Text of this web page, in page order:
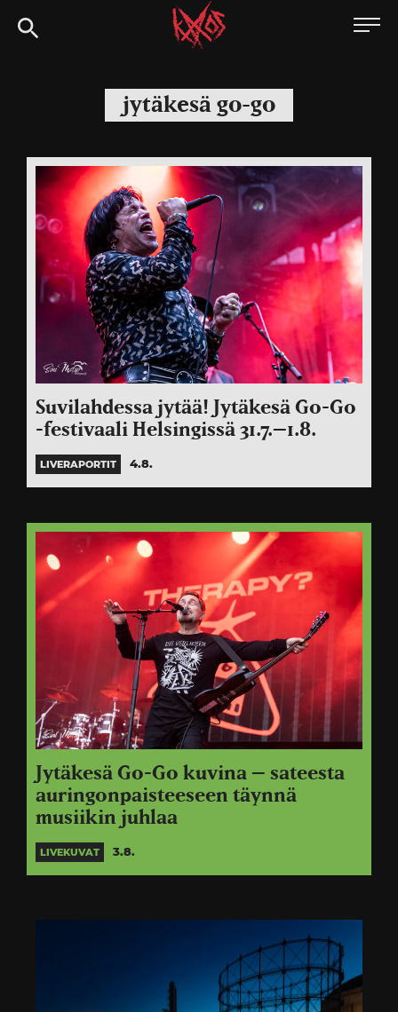
Siirry
suoraan
Kaaoszine
jytäkesä go-go
Suvilahdessa jytää! Jytäkesä Go-Go
-festivaali Helsingissä 31­.7.–1.8.
LIVERAPORTIT 4.8.
Jytäkesä Go-Go kuvina – sateesta
auringonpaisteeseen täynnä
musiikin juhlaa
LIVEKUVAT 3.8.